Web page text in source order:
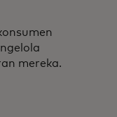
mereka.